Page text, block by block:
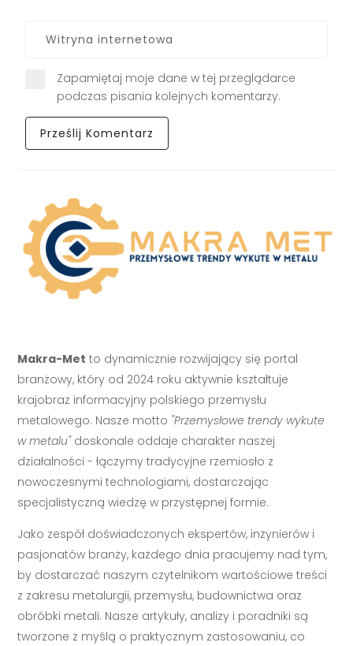
Zapamiętaj moje dane w tej przeglądarce
podczas pisania kolejnych komentarzy.
Makra-Met to dynamicznie rozwijający się portal
branżowy, który od 2024 roku aktywnie kształtuje
krajobraz informacyjny polskiego przemysłu
metalowego. Nasze motto "Przemysłowe trendy wykute
w metalu"doskonale oddaje charakter naszej
działalności - łączymy tradycyjne rzemiosło z
nowoczesnymi technologiami, dostarczając
specjalistyczną wiedzę w przystępnej formie.
Jako zespół doświadczonych ekspertów, inżynierów i
pasjonatów branży, każdego dnia pracujemy nad tym,
by dostarczać naszym czytelnikom wartościowe treści
z zakresu metalurgii, przemysłu, budownictwa oraz
obróbki metali. Nasze artykuły, analizy i poradniki są
tworzone z myślą o praktycznym zastosowaniu, co